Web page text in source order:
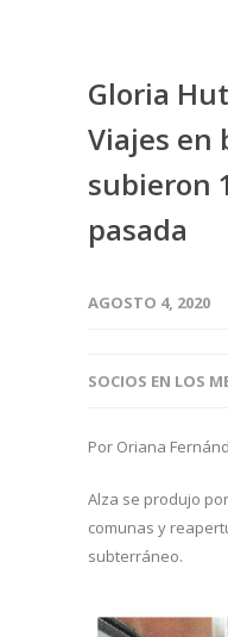
Gloria
Viajes en
subieron
pasada
AGOSTO 4, 2020
SOCIOS EN LOS
Por Oriana
Alza se produjo
comunas y
subterráneo.